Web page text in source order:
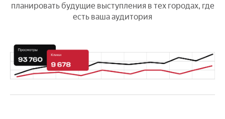
планировать будущие выступления в тех городах, где
есть ваша аудитория